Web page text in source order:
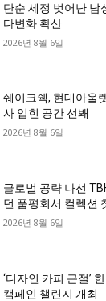
단순 세정 벗어난 남
다변화 확산
2026년 8월 6일
쉐이크쉑, 현대아울
사 입힌 공간 선봬
2026년 8월 6일
글로벌 공략 나선
던 품평회서 컬렉션
2026년 8월 6일
‘디자인 카피 근절’
캠페인 챌린지 개최